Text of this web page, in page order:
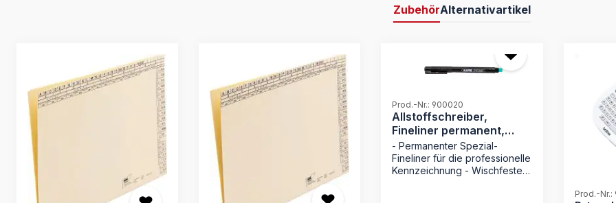
ZubehörAlternativartikel
Produktgalerie überspringen
Prod.-Nr.: 900020
Allstoffschreiber,
Fineliner permanent,
schwarz
- Permanenter Spezial-
Fineliner für die professionelle
Kennzeichnung - Wischfeste
Prod.-Nr.: